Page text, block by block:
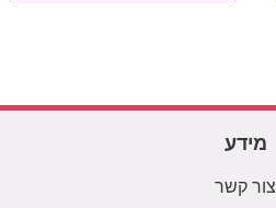
מידע
צור קשר